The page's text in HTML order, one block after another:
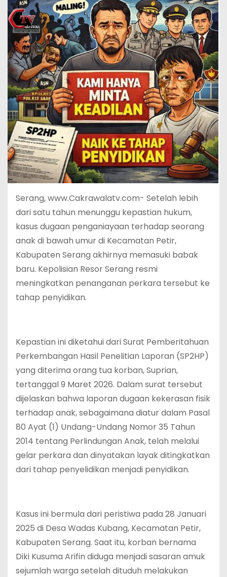
Serang, www.Cakrawalatv.com- Setelah lebih
dari satu tahun menunggu kepastian hukum,
kasus dugaan penganiayaan terhadap seorang
anak di bawah umur di Kecamatan Petir,
Kabupaten Serang akhirnya memasuki babak
baru. Kepolisian Resor Serang resmi
meningkatkan penanganan perkara tersebut ke
tahap penyidikan.
Kepastian ini diketahui dari Surat Pemberitahuan
Perkembangan Hasil Penelitian Laporan (SP2HP)
yang diterima orang tua korban, Suprian,
tertanggal 9 Maret 2026. Dalam surat tersebut
dijelaskan bahwa laporan dugaan kekerasan fisik
terhadap anak, sebagaimana diatur dalam Pasal
80 Ayat (1) Undang-Undang Nomor 35 Tahun
2014 tentang Perlindungan Anak, telah melalui
gelar perkara dan dinyatakan layak ditingkatkan
dari tahap penyelidikan menjadi penyidikan.
Kasus ini bermula dari peristiwa pada 28 Januari
2025 di Desa Wadas Kubang, Kecamatan Petir,
Kabupaten Serang. Saat itu, korban bernama
Diki Kusuma Arifin diduga menjadi sasaran amuk
sejumlah warga setelah dituduh melakukan